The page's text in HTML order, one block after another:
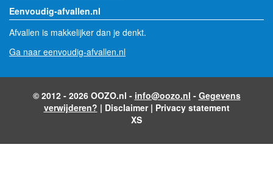
Eenvoudig-afvallen.nl
Afvallen is makkelijker dan je denkt.
Ga naar eenvoudig-afvallen.nl
© 2012 - 2026 OOZO.nl - info@oozo.nl - Gegevens
verwijderen? | Disclaimer| Privacy statement
XS